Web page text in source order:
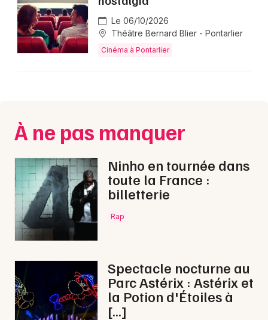
Le 06/10/2026
Théâtre Bernard Blier - Pontarlier
Cinéma à Pontarlier
À ne pas manquer
Ninho en tournée dans
toute la France :
billetterie
Rap
Spectacle nocturne au
Parc Astérix : Astérix et
la Potion d'Étoiles à
[…]